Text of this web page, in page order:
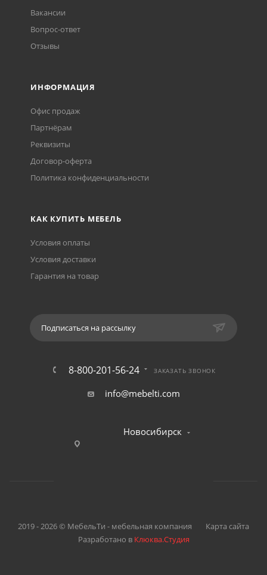
Вакансии
Вопрос-ответ
Отзывы
ИНФОРМАЦИЯ
Офис продаж
Партнёрам
Реквизиты
Договор-оферта
Политика конфиденциальности
КАК КУПИТЬ МЕБЕЛЬ
Условия оплаты
Условия доставки
Гарантия на товар
Подписаться на рассылку
8-800-201-56-24 ЗАКАЗАТЬ ЗВОНОК
info@mebelti.com
Новосибирск
2019 - 2026 © МебельТи - мебельная компания
Карта сайта
Разработано в Клюква.Студия